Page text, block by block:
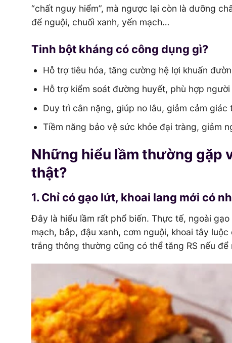
“chất nguy hiểm”, mà ngược lại còn là dưỡng
để nguội, chuối xanh, yến mạch…
Tinh bột kháng có công dụng gì?
Hỗ trợ tiêu hóa, tăng cường hệ lợi khuẩn
Hỗ trợ kiểm soát đường huyết, phù hợp
Duy trì cân nặng, giúp no lâu, giảm cảm giác
Tiềm năng bảo vệ sức khỏe đại tràng, giảm
Những hiểu lầm thường gặp
thật?
1. Chỉ có gạo lứt, khoai lang mới có
Đây là hiểu lầm rất phổ biến. Thực tế, ngoài
mạch, bắp, đậu xanh, cơm nguội, khoai tây
trắng thông thường cũng có thể tăng RS nếu để